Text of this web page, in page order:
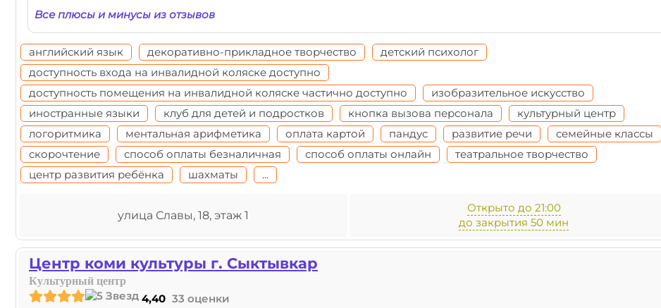
Все плюсы и минусы из отзывов
английский язык декоративно-прикладное творчество
детский психолог
доступность входа на инвалидной коляске доступно
доступность помещения на инвалидной коляске частично доступно
изобразительное искусство
иностранные языки
клуб для детей и подростков кнопка вызова персонала
культурный центр
логоритмика
ментальная арифметика оплата картой пандус развитие речи
семейные классы
скорочтение
способ оплаты безналичная способ оплаты онлайн
театральное творчество
центр развития ребёнка
шахматы ...
улица Славы, 18, этаж 1
Открыто до 21:00
до закрытия 50 мин
Центр коми культуры г. Сыктывкар
Культурный центр
4,40 33 оценки